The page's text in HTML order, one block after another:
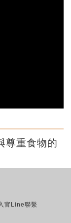
尊重食物的
官Line聯繫